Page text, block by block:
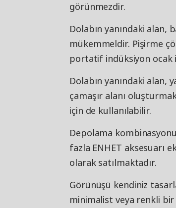
görünmezdir.
Dolabın yanındaki alan,
mükemmeldir. Pişirme
portatif indüksiyon ocak
Dolabın yanındaki alan,
çamaşır alanı
için de kullanılabilir.
Depolama
fazla ENHET aksesuarı
olarak satılmaktadır.
Görünüşü kendiniz
minimalist veya renkli